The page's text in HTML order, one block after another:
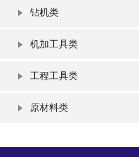
钻机类
机加工具类
工程工具类
原材料类